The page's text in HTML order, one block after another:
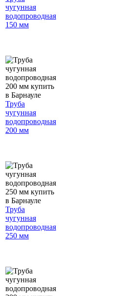
чугунная
водопроводная
150 мм
Труба
чугунная
водопроводная
200 мм
Труба
чугунная
водопроводная
250 мм